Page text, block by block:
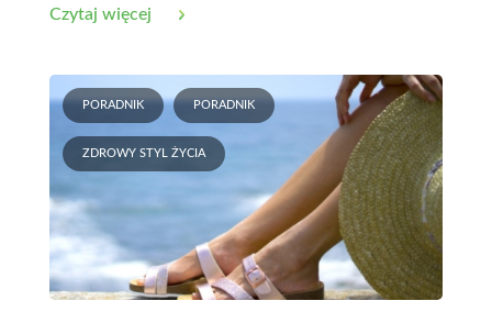
Czytaj więcej
PORADNIK PORADNIK
ZDROWY STYL ŻYCIA